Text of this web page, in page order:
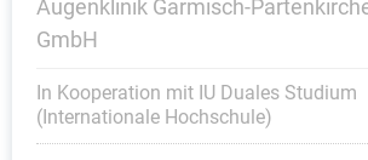
Augenklinik Garmisch-
GmbH
In Kooperation mit IU Duales Studium
(Internationale Hochschule)